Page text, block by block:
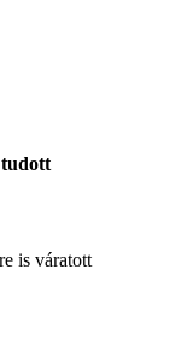
tudott
is váratott